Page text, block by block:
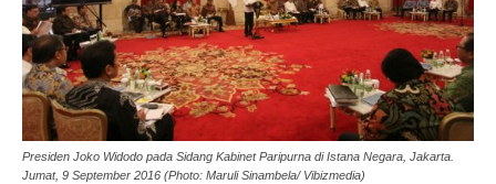
Presiden Joko Widodo pada Sidang Kabinet Paripurna di Istana Negara, Jakarta.
Jumat, 9 September 2016 (Photo: Maruli Sinambela/ Vibizmedia)